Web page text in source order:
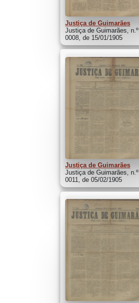
Justiça de Guimarães
Justiça de Guimarães, n.º
0008, de 15/01/1905
Justiça de Guimarães
Justiça de Guimarães, n.º
0011, de 05/02/1905